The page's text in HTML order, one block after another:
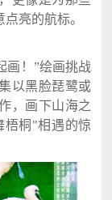
亮的航标。
画！”绘画挑战
以黑脸琵鹭或
，画下山海之
梧桐"相遇的惊